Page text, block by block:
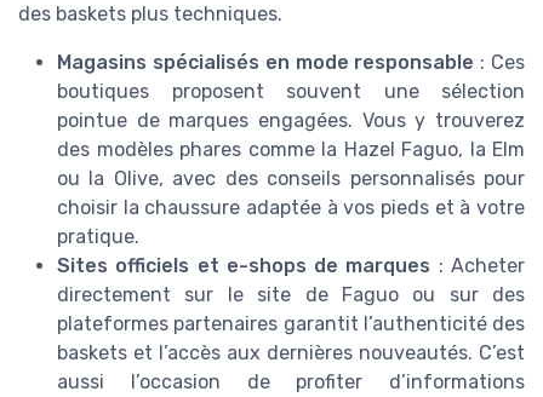
des baskets plus techniques.
Magasins spécialisés en mode responsable : Ces
boutiques proposent souvent une sélection
pointue de marques engagées. Vous y trouverez
des modèles phares comme la Hazel Faguo, la Elm
ou la Olive, avec des conseils personnalisés pour
choisir la chaussure adaptée à vos pieds et à votre
pratique.
Sites officiels et e-shops de marques : Acheter
directement sur le site de Faguo ou sur des
plateformes partenaires garantit l’authenticité des
baskets et l’accès aux dernières nouveautés. C’est
aussi l’occasion de profiter d’informations